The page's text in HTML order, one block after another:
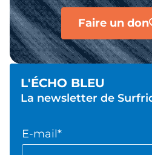
Faire un don
L'ÉCHO BLEU
La newsletter de
E-mail*